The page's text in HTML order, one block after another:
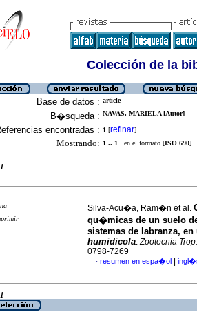
Colección de la
Base de datos : article
B�squeda : NAVAS, MARIELA [Autor]
encontradas : 1 [refinar]
Mostrando: 1 .. 1 en el formato [ISO 690]
Silva-Acu�a, Ram�n et al.
qu�micas de un suelo
sistemas de labranza,
humidicola.Zootecnia Trop.
0798-7269
· resumen en espa�ol